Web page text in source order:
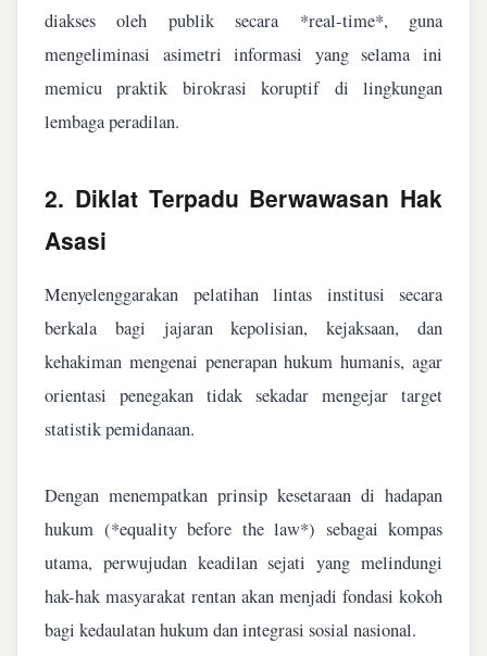
diakses oleh publik secara *real-time*, guna
mengeliminasi asimetri informasi yang selama ini
memicu praktik birokrasi koruptif di lingkungan
lembaga peradilan.
2. Diklat Terpadu Berwawasan Hak
Asasi
Menyelenggarakan pelatihan lintas institusi secara
berkala bagi jajaran kepolisian, kejaksaan, dan
kehakiman mengenai penerapan hukum humanis, agar
orientasi penegakan tidak sekadar mengejar target
statistik pemidanaan.
Dengan menempatkan prinsip kesetaraan di hadapan
hukum (*equality before the law*) sebagai kompas
utama, perwujudan keadilan sejati yang melindungi
hak-hak masyarakat rentan akan menjadi fondasi kokoh
bagi kedaulatan hukum dan integrasi sosial nasional.